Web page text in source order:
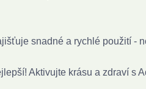
snadné a rychlé použití -
Aktivujte krásu a zdraví s